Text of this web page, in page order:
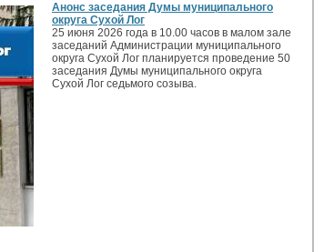
Анонс заседания Думы муниципального
округа Сухой Лог
25 июня 2026 года в 10.00 часов в малом зале
заседаний Администрации муниципального
округа Сухой Лог планируется проведение 50
заседания Думы муниципального округа
Сухой Лог седьмого созыва.